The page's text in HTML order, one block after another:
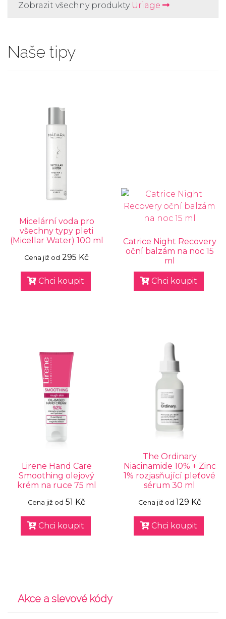
Zobrazit všechny produkty Uriage
Naše tipy
Micelární voda pro
všechny typy pleti
(Micellar Water) 100 ml
Cena již od 295 Kč
Chci koupit
Catrice Night Recovery
oční balzám na noc 15
ml
Chci koupit
Lirene Hand Care
Smoothing olejový
krém na ruce 75 ml
Cena již od 51 Kč
Chci koupit
The Ordinary
Niacinamide 10% + Zinc
1% rozjasňující pleťové
sérum 30 ml
Cena již od 129 Kč
Chci koupit
Akce a slevové kódy